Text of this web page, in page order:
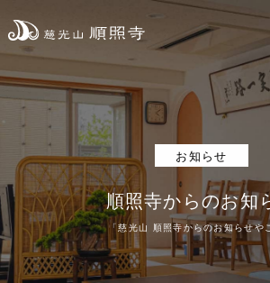
お知らせ
順照寺からのお知
「慈光山 順照寺からのお知らせや